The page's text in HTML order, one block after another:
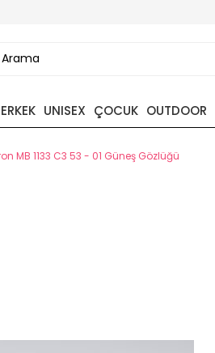
ERKEK UNISEX ÇOCUK OUTDOOR
MB 1133 C3 53 - 01 Güneş Gözlüğü